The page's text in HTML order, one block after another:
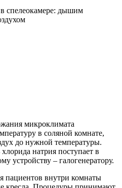
микроклимата
в соляной комнате,
до нужной температуры.
натрия поступает в
устройству – галогенератору.
пациентов внутри комнаты